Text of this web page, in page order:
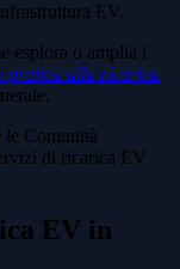
EV.
esplora o amplia i
pratica alla ricarica
le Comunità
di ricarica EV
EV in